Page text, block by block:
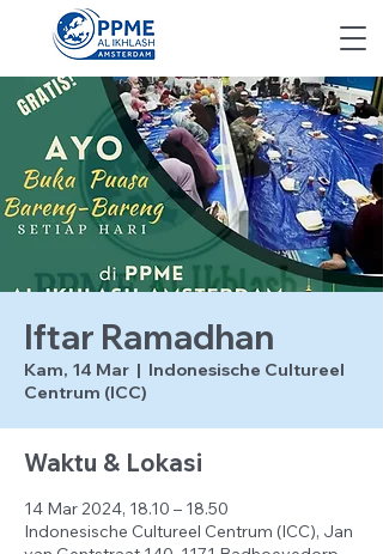
Iftar Ramadhan
Kam, 14 Mar
  |
Indonesische Cultureel
Centrum (ICC)
Waktu & Lokasi
14 Mar 2024, 18.10 – 18.50
Indonesische Cultureel Centrum (ICC), Jan